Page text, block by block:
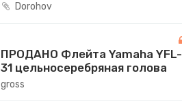
Dorohov
ПРОДАНО Флейта Yamaha YFL-
31 цельносеребряная голова
gross